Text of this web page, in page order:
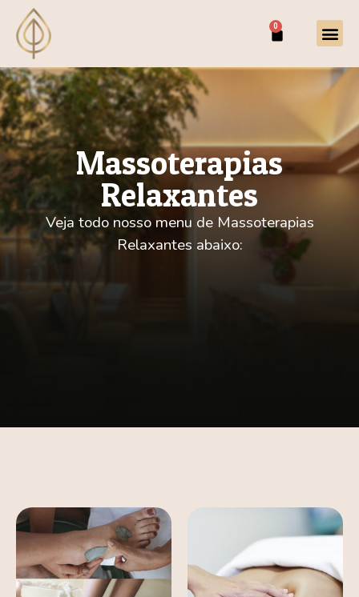
0
Massoterapias
Relaxantes
Veja todo nosso menu de Massoterapias
Relaxantes abaixo: